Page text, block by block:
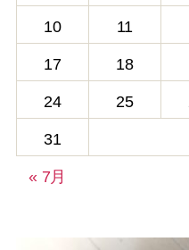
10 11
17 18
24 25
31
« 7月